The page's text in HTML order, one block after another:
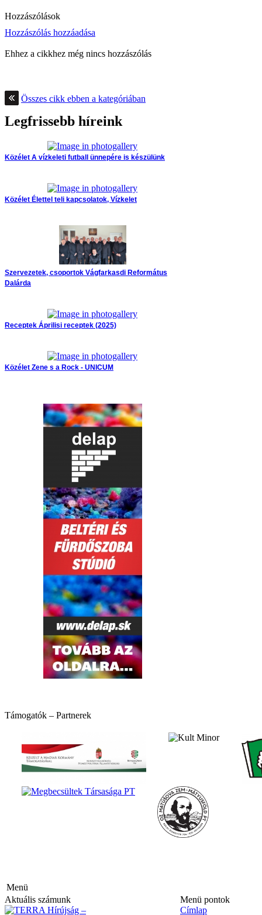
Hozzászólások
Hozzászólás hozzáadása
Ehhez a cikkhez még nincs hozzászólás
Összes cikk ebben a kategóriában
Legfrissebb híreink
Közélet A vízkeleti futball ünnepére is készülünk
Közélet Élettel teli kapcsolatok, Vízkelet
Szervezetek, csoportok Vágfarkasdi Református
Dalárda
Receptek Áprilisi receptek (2025)
Közélet Zene s a Rock - UNICUM
hirdetés
Támogatók – Partnerek
Menü
Aktuális számunk
Menü pontok
Címlap